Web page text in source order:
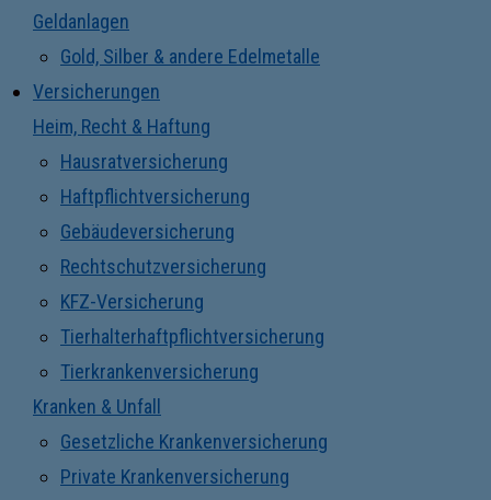
Geldanlagen
Gold, Silber & andere Edelmetalle
Versicherungen
Heim, Recht & Haftung
Hausratversicherung
Haftpflichtversicherung
Gebäudeversicherung
Rechtschutzversicherung
KFZ-Versicherung
Tierhalterhaftpflichtversicherung
Tierkrankenversicherung
Kranken & Unfall
Gesetzliche Krankenversicherung
Private Krankenversicherung